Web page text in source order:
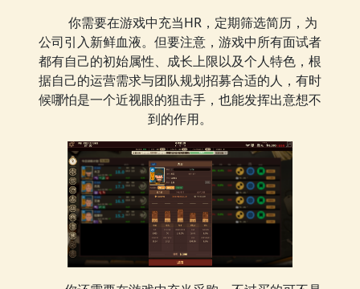
你需要在游戏中充当HR，定期筛选简历，为
公司引入新鲜血液。但要注意，游戏中所有面试者
都有自己的初始属性、成长上限以及个人特色，根
据自己的运营需求与团队规划招募合适的人，有时
候哪怕是一个近视眼的狙击手，也能发挥出意想不
到的作用。